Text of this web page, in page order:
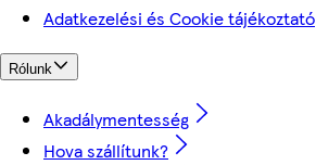
Adatkezelési és Cookie tájékoztató
Rólunk
Akadálymentesség
Hova szállítunk?